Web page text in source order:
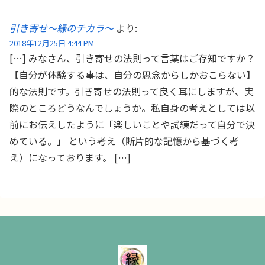
引き寄せ～縁のチカラ～ より:
2018年12月25日 4:44 PM
[…] みなさん、引き寄せの法則って言葉はご存知ですか？
【自分が体験する事は、自分の思念からしかおこらない】
的な法則です。引き寄せの法則って良く耳にしますが、実
際のところどうなんでしょうか。私自身の考えとしては以
前にお伝えしたように「楽しいことや試練だって自分で決
めている。」 という考え（断片的な記憶から基づく考
え）になっております。 […]